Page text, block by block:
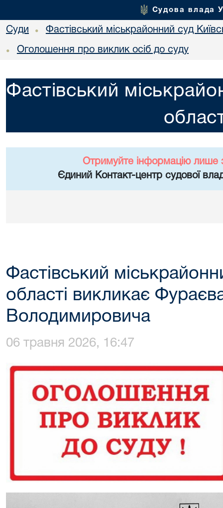
Судова влада
Суди • Фастівський міськрайонний суд
• Оголошення про виклик осіб до суду
Фастівський
Отримуйте інформацію лише
Єдиний Контакт-центр судової
Фастівський
області викликає
Володимировича
06 травня 2026, 16:47